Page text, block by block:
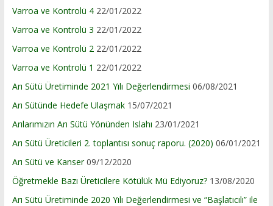
Varroa ve Kontrolü 4 22/01/2022
Varroa ve Kontrolü 3 22/01/2022
Varroa ve Kontrolü 2 22/01/2022
Varroa ve Kontrolü 1 22/01/2022
Arı Sütü Üretiminde 2021 Yılı Değerlendirmesi 06/08/2021
Arı Sütünde Hedefe Ulaşmak 15/07/2021
Arılarımızın Arı Sütü Yönünden Islahı 23/01/2021
Arı Sütü Üreticileri 2. toplantısı sonuç raporu. (2020) 06/01/2021
Arı Sütü ve Kanser 09/12/2020
Öğretmekle Bazı Üreticilere Kötülük Mü Ediyoruz? 13/08/2020
Arı Sütü Üretiminde 2020 Yılı Değerlendirmesi ve “Başlatıcılı” ile